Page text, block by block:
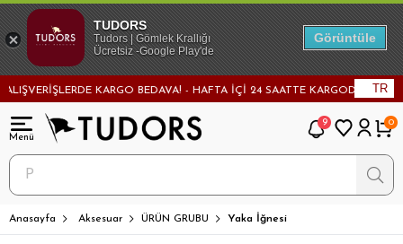
KARGO BEDAVA! - HAFTA İÇİ 24 SAATTE KARGODA! - TR
9 0
Anasayfa Aksesuar ÜRÜN GRUBU Yaka İğnesi
TUDORS
Tudors | Gömlek Krallığı
Ücretsiz -Google Play'de
Görüntüle